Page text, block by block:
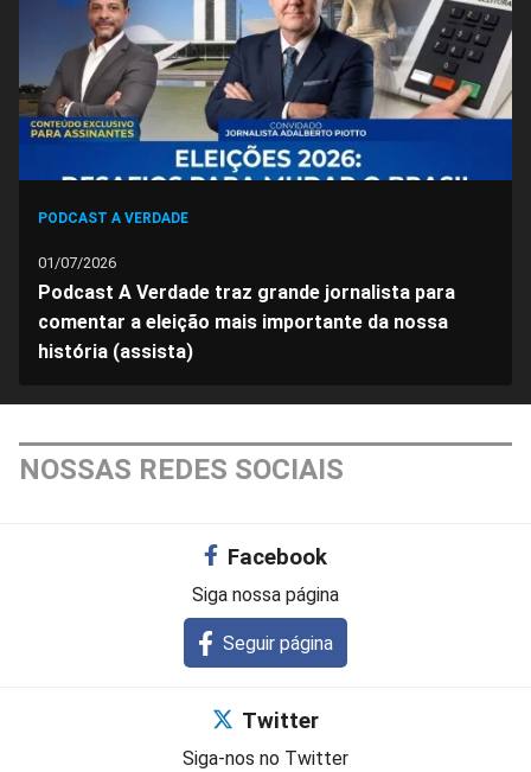
FacebookWhatsappTwitterMessengerTelegramGettr
PODCAST A VERDADE
01/07/2026
Podcast A Verdade traz grande jornalista para
comentar a eleição mais importante da nossa
história (assista)
NOSSAS REDES SOCIAIS
Facebook
Siga nossa página
Seguir página
Twitter
Siga-nos no Twitter